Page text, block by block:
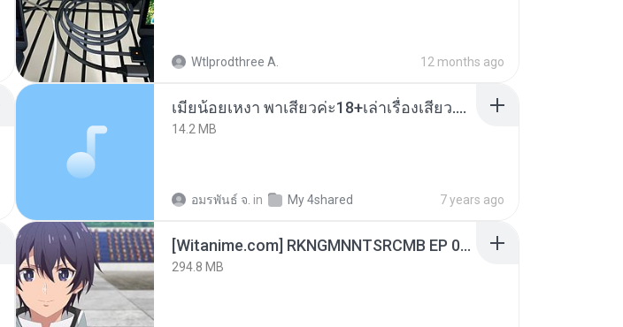
Wtlprodthree A. 12 months ago
เมียน้อยเหงา พาเสียวค่ะ18+เล่าเรื่องเสียว.mp3
14.2 MB
อมรพันธ์ จ. in My 4shared 7 years ago
[Witanime.com] RKNGMNNTSRCMB EP 06 HD.mp4
294.8 MB